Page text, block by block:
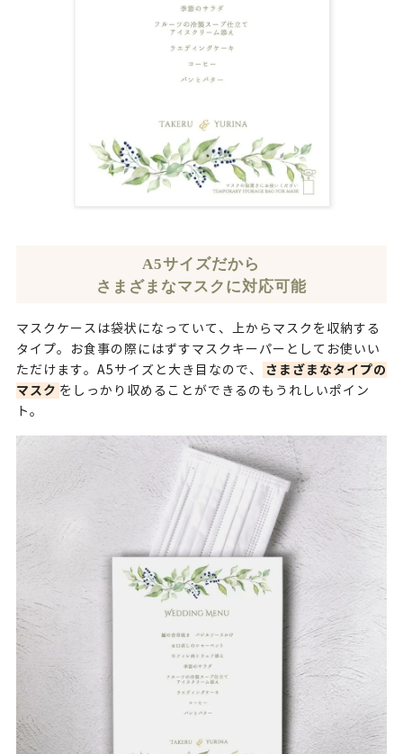
A5サイズだから
さまざまなマスクに対応可能
マスクケースは袋状になっていて、上からマスクを収納する
タイプ。お食事の際にはずすマスクキーパーとしてお使いい
ただけます。A5サイズと大き目なので、
さまざまなタイプの
マスク をしっかり収めることができるのもうれしいポイン
ト。